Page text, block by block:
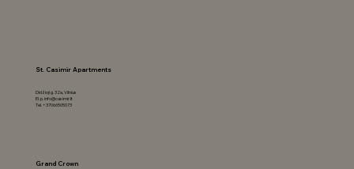
Grand Crown
St. Casimir Apartments
Didžioji g. 32a, Vilnius
El. p. info@casimir.lt
Tel. +37066505073